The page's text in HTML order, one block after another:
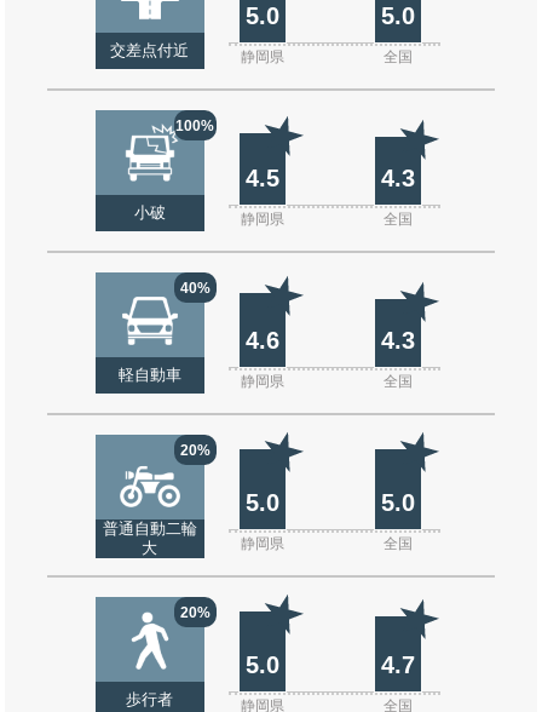
交差点付近
5.0 5.0
静岡県 全国
100%
小破
4.5 4.3
静岡県 全国
40%
軽自動車
4.6 4.3
静岡県 全国
20%
普通自動二輪
大
5.0 5.0
静岡県 全国
20%
歩行者
5.0 4.7
静岡県 全国